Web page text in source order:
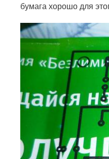
бумага хорошо для